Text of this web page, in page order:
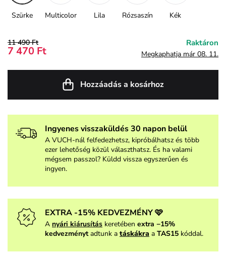
Szürke Multicolor Lila Rózsaszín Kék
11 490 Ft
7 470 Ft
Raktáron
Megkaphatja már 08. 11.
Hozzáadás a kosárhoz
Ingyenes visszaküldés 30 napon belül
A VUCH-nál felfedezhetsz, kipróbálhatsz és több
ezer lehetőség közül választhatsz. És ha valami
mégsem passzol? Küldd vissza egyszerűen és
ingyen.
EXTRA -15% KEDVEZMÉNY 🩷
A nyári kiárusítás keretében extra −15%
kedvezménytadtunk a táskákra a TAS15 kóddal.